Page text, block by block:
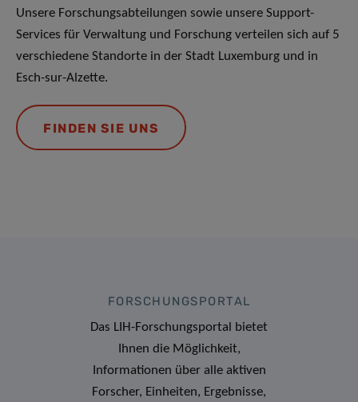
Unsere Forschungsabteilungen sowie unsere Support-
Services für Verwaltung und Forschung verteilen sich auf 5
verschiedene Standorte in der Stadt Luxemburg und in
Esch-sur-Alzette.
FINDEN SIE UNS
FORSCHUNGSPORTAL
Das LIH-Forschungsportal bietet
Ihnen die Möglichkeit,
Informationen über alle aktiven
Forscher, Einheiten, Ergebnisse,